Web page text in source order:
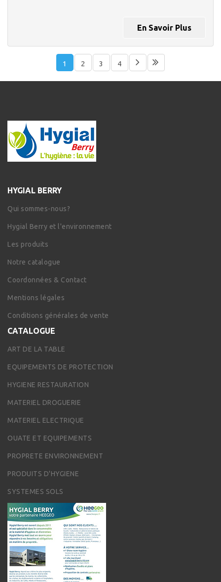
En Savoir Plus
1 2 3 4
HYGIAL BERRY
Qui sommes-nous?
Hygial Berry et l'environnement
Les produits
Notre catalogue
Coordonnées & Contact
Mentions légales
Conditions générales de vente
CATALOGUE
ART DE LA TABLE
EQUIPEMENTS DE PROTECTION
HYGIENE RESTAURATION
MATERIEL DROGUERIE
MATERIEL ELECTRIQUE
OUATE ET EQUIPEMENTS
PROPRETE ENVIRONNEMENT
PRODUITS D'HYGIENE
SYSTEMES SOLS